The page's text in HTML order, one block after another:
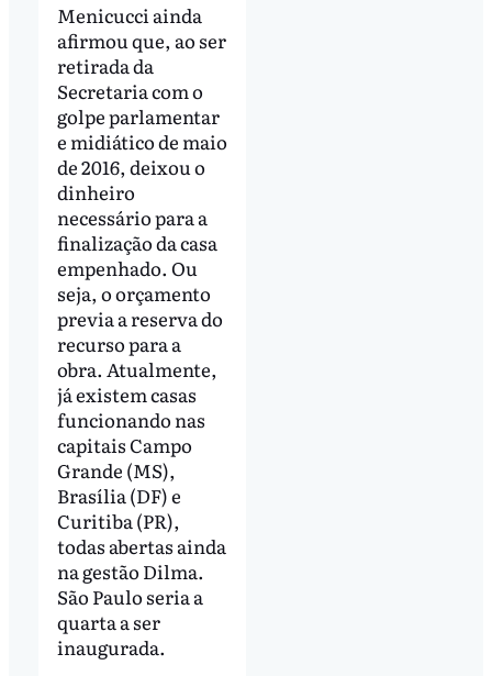
Menicucci ainda
afirmou que, ao ser
retirada da
Secretaria com o
golpe parlamentar
e midiático de maio
de 2016, deixou o
dinheiro
necessário para a
finalização da casa
empenhado. Ou
seja, o orçamento
previa a reserva do
recurso para a
obra. Atualmente,
já existem casas
funcionando nas
capitais Campo
Grande (MS),
Brasília (DF) e
Curitiba (PR),
todas abertas ainda
na gestão Dilma.
São Paulo seria a
quarta a ser
inaugurada.